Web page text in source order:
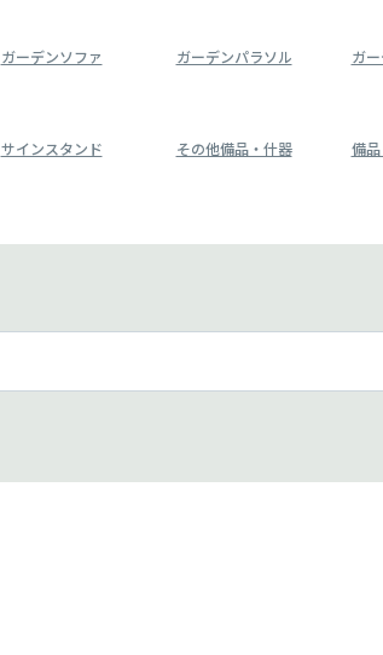
ガーデンソファ ガーデンパラソル ガ
サインスタンド その他備品・什器 備